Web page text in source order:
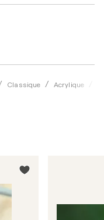
Classique Acrylique